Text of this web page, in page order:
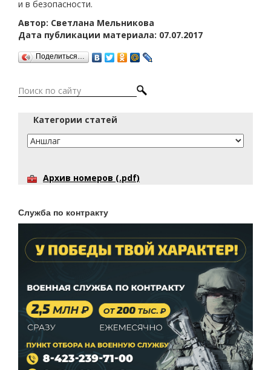
и в безопасности.
Автор: Светлана Мельникова
Дата публикации материала: 07.07.2017
Поделиться…
Категории статей
Архив номеров (.pdf)
Служба по контракту